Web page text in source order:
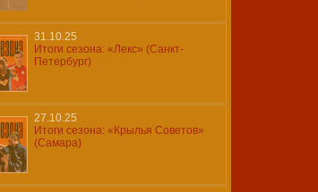
31.10.25
Итоги сезона: «Лекс» (Санкт-
Петербург)
27.10.25
Итоги сезона: «Крылья Советов»
(Самара)